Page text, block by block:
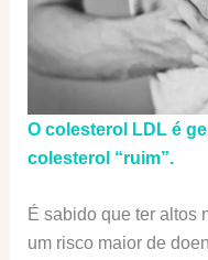
O colesterol LDL é
colesterol “ruim”.
É sabido que ter altos
um risco maior de